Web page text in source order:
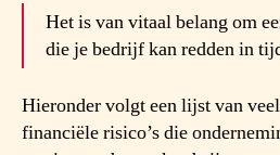
Het is van vitaal belang om
die je bedrijf kan redden in
Hieronder volgt een lijst van
financiële risico’s die